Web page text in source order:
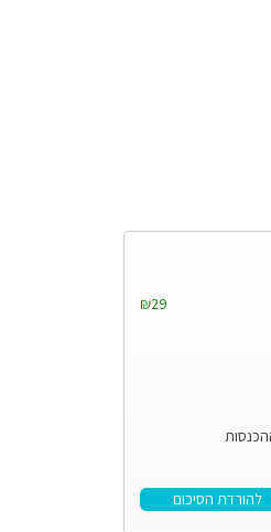
₪29
להורדת הסיכום